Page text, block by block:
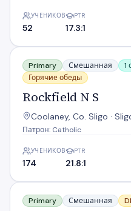
УЧЕНИКОВ
52
PTR
17.3:1
Rockfield N S
Primary Смешанная
1
Горячие обеды
Rockfield N S
Coolaney, Co. Sligo ·
Патрон: Catholic
УЧЕНИКОВ
174
PTR
21.8:1
S N Cul Fada
Primary Смешанная